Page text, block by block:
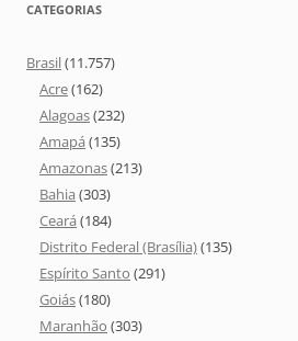
CATEGORIAS
Brasil(11.757)
Acre(162)
Alagoas(232)
Amapá (135)
Amazonas(213)
Bahia (303)
Ceará (184)
Distrito Federal (Brasília)(135)
Espírito Santo (291)
Goiás(180)
Maranhão (303)